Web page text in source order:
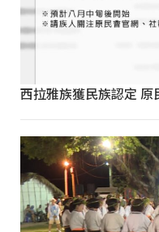
西拉雅族獲民族認定 原